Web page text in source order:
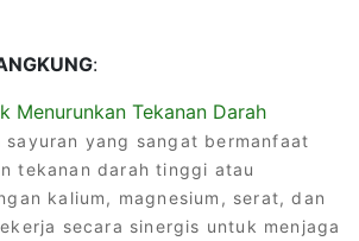
:
Menurunkan Tekanan Darah
sayuran yang sangat bermanfaat
tekanan darah tinggi atau
kalium, magnesium, serat, dan
secara sinergis untuk menjaga